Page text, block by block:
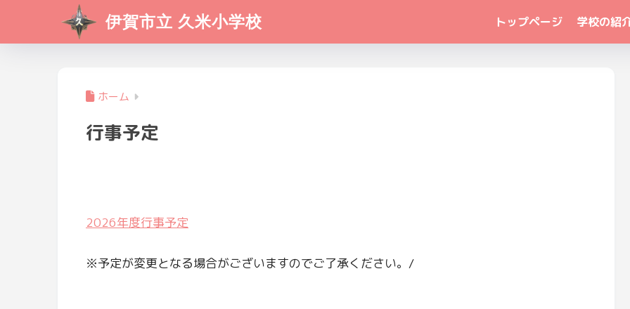
伊賀市立 久米小学校 トップページ 学校の紹
ホーム
行事予定
2026年度行事予定
※予定が変更となる場合がございますのでご了承ください。/